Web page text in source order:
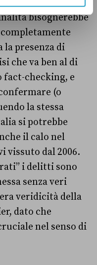
bisognerebbe
la presenza di
che va ben al di
fact-checking, e
(o
la stessa
si potrebbe
il calo nel
vissuto dal 2006.
i delitti sono
senza veri
veridicità della
dato che
nel senso di